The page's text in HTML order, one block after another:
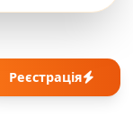
Реєстрація